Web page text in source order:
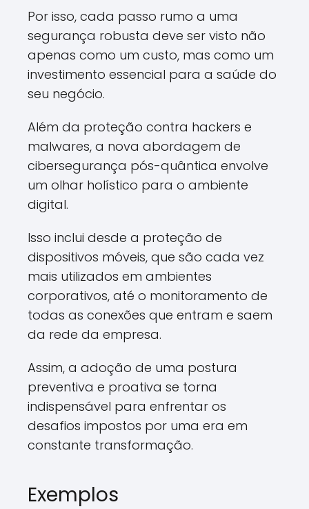
Por isso, cada passo rumo a uma
segurança robusta deve ser visto não
apenas como um custo, mas como um
investimento essencial para a saúde do
seu negócio.
Além da proteção contra hackers e
malwares, a nova abordagem de
cibersegurança pós-quântica envolve
um olhar holístico para o ambiente
digital.
Isso inclui desde a proteção de
dispositivos móveis, que são cada vez
mais utilizados em ambientes
corporativos, até o monitoramento de
todas as conexões que entram e saem
da rede da empresa.
Assim, a adoção de uma postura
preventiva e proativa se torna
indispensável para enfrentar os
desafios impostos por uma era em
constante transformação.
Exemplos